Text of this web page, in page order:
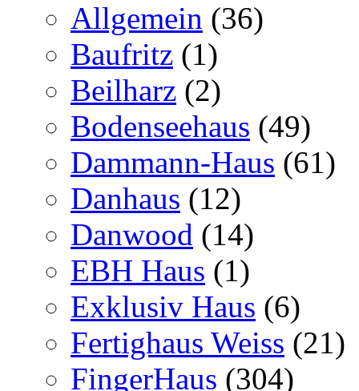
Allgemein (36)
Baufritz (1)
Beilharz (2)
Bodenseehaus (49)
Dammann-Haus (61)
Danhaus (12)
Danwood (14)
EBH Haus (1)
Exklusiv Haus (6)
Fertighaus Weiss (21)
FingerHaus (304)